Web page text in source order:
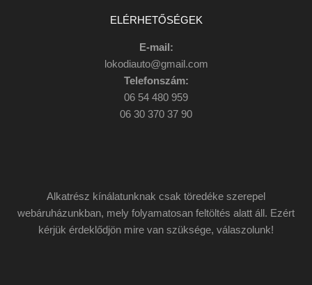
ELÉRHETŐSÉGEK
E-mail:
lokodiauto@gmail.com
Telefonszám:
06 54 480 959
06 30 370 37 90
Alkatrész kínálatunknak csak töredéke szerepel
webáruházunkban, mely folyamatosan feltöltés alatt áll. Ezért
kérjük érdeklődjön mire van szüksége, válaszolunk!